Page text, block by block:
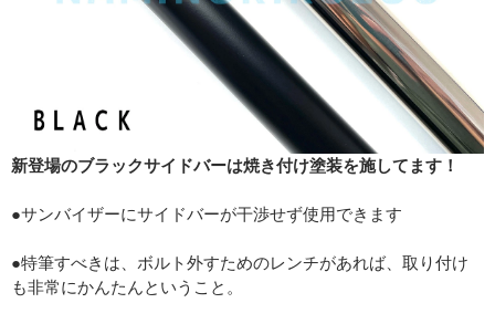
新登場のブラックサイドバーは焼き付け塗装を施してます！
●サンバイザーにサイドバーが干渉せず使用できます
●特筆すべきは、ボルト外すためのレンチがあれば、取り付け
も非常にかんたんということ。